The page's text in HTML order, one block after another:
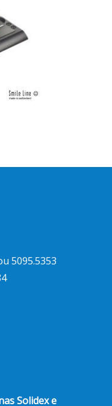
5095.5353
Solidex e